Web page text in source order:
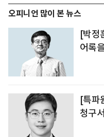
오피니언 많이 본 뉴스
[박정
어록
[특파
청구